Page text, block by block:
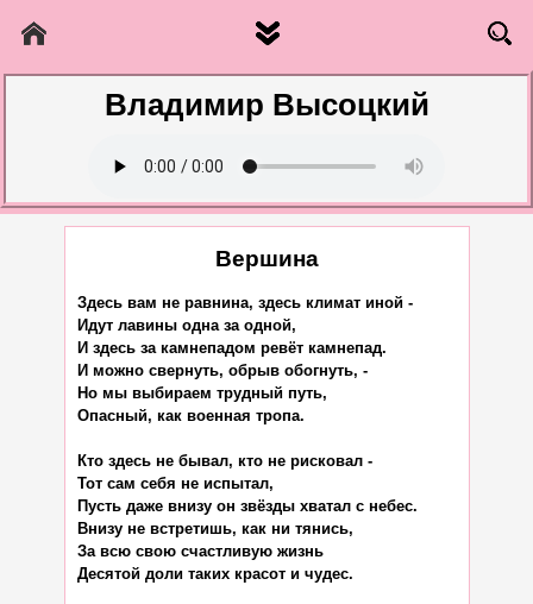
Владимир Высоцкий
Вершина
Здесь вам не равнина, здесь климат иной -
Идут лавины одна за одной,
И здесь за камнепадом ревёт камнепад.
И можно свернуть, обрыв обогнуть, -
Но мы выбираем трудный путь,
Опасный, как военная тропа.
Кто здесь не бывал, кто не рисковал -
Тот сам себя не испытал,
Пусть даже внизу он звёзды хватал с небес.
Внизу не встретишь, как ни тянись,
За всю свою счастливую жизнь
Десятой доли таких красот и чудес.